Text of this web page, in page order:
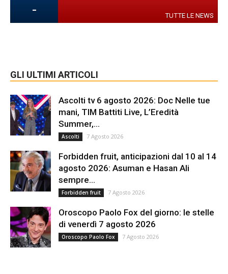
- TUTTE LE NEWS
GLI ULTIMI ARTICOLI
Ascolti tv 6 agosto 2026: Doc Nelle tue
mani, TIM Battiti Live, L’Eredità
Summer,...
Ascolti 7 Agosto 2026
Forbidden fruit, anticipazioni dal 10 al 14
agosto 2026: Asuman e Hasan Ali
sempre...
Forbidden fruit 7 Agosto 2026
Oroscopo Paolo Fox del giorno: le stelle
di venerdì 7 agosto 2026
Oroscopo Paolo Fox 7 Agosto 2026